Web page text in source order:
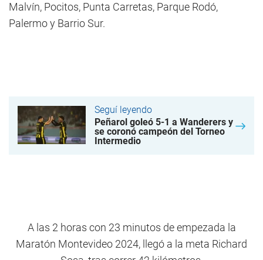
Malvín, Pocitos, Punta Carretas, Parque Rodó,
Palermo y Barrio Sur.
Seguí leyendo
Peñarol goleó 5-1 a Wanderers y
se coronó campeón del Torneo
Intermedio
A las 2 horas con 23 minutos de empezada la
Maratón Montevideo 2024, llegó a la meta Richard